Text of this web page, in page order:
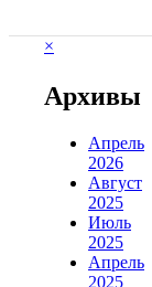
×
Архивы
Апрель
2026
Август
2025
Июль
2025
Апрель
2025